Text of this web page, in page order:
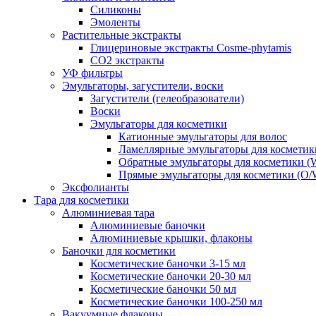
Силиконы
Эмоленты
Растительные экстракты
Глицериновые экстракты Cosme-phytamis
СО2 экстракты
УФ фильтры
Эмульгаторы, загустители, воски
Загустители (гелеобразователи)
Воски
Эмульгаторы для косметики
Катионные эмульгаторы для волос
Ламеллярные эмульгаторы для
Обратные эмульгаторы для косметики
Прямые эмульгаторы для косметики (O/
Эксфолианты
Тара для косметики
Алюминиевая тара
Алюминиевые баночки
Алюминиевые крышки, флаконы
Баночки для косметики
Косметические баночки 3-15 мл
Косметические баночки 20-30 мл
Косметические баночки 50 мл
Косметические баночки 100-250 мл